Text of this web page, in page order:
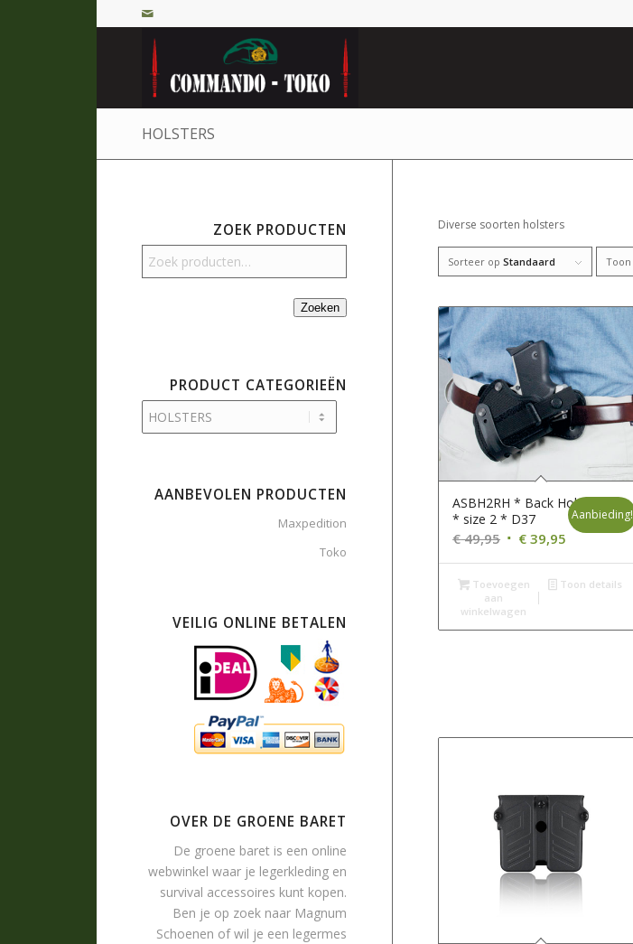
HOLSTERS
Diverse soorten holsters
Sorteer opStandaard Toon
ASBH2RH * Back Holster
* size 2 * D37
€49,95 Oorspronkelijke
prijs
was:
€ 49,95.
€ 39,95 Huidige
prijs
is:
Aanbieding!
Toevoegen
aan
winkelwagen
Toon details
ZOEK PRODUCTEN
Zoeken
PRODUCT CATEGORIEËN
AANBEVOLEN PRODUCTEN
Maxpedition
Toko
VEILIG ONLINE BETALEN
OVER DE GROENE BARET
De groene baret is een online
webwinkel waar je legerkleding en
survival accessoires kunt kopen.
Ben je op zoek naar Magnum
Schoenen of wil je een legermes